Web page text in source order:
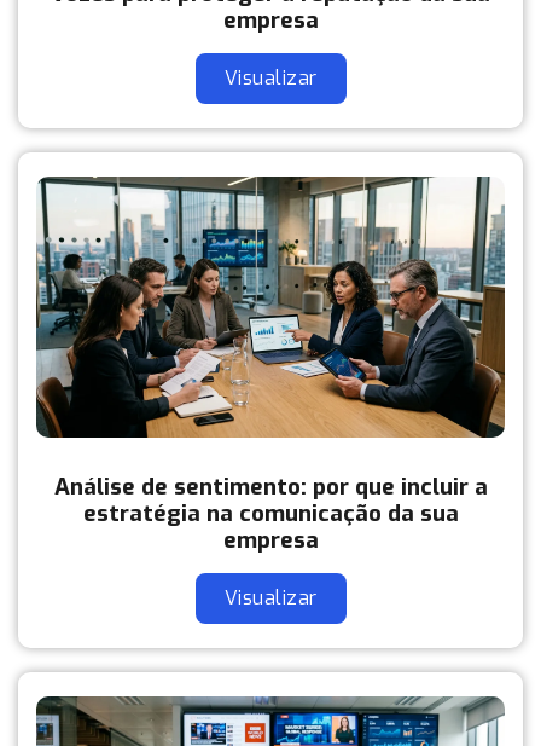
empresa
Visualizar
Análise de sentimento: por que incluir a
estratégia na comunicação da sua
empresa
Visualizar